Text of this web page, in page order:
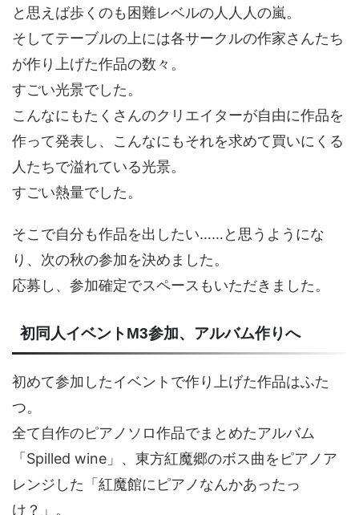
と思えば歩くのも困難レベルの人人人の嵐。
そしてテーブルの上には各サークルの作家さんたち
が作り上げた作品の数々。
すごい光景でした。
こんなにもたくさんのクリエイターが自由に作品を
作って発表し、こんなにもそれを求めて買いにくる
人たちで溢れている光景。
すごい熱量でした。
そこで自分も作品を出したい……と思うようにな
り、次の秋の参加を決めました。
応募し、参加確定でスペースもいただきました。
初同人イベントM3参加、アルバム作りへ
初めて参加したイベントで作り上げた作品はふた
つ。
全て自作のピアノソロ作品でまとめたアルバム
「Spilled wine」、東方紅魔郷のボス曲をピアノア
レンジした「紅魔館にピアノなんかあったっ
け？」。